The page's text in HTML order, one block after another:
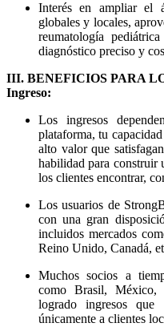
Interés en ampliar el
globales y locales,
reumatología
diagnóstico preciso y
III. BENEFICIOS PARA
Ingreso:
Los ingresos
plataforma, tu
alto valor que
habilidad para construir
los clientes encontrar,
Los usuarios de
con una gran
incluidos mercados
Reino Unido, Canadá,
Muchos socios a
como Brasil, México,
logrado ingresos que
únicamente a clientes